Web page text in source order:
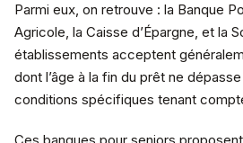
Parmi eux, on retrouve : la Banque
Agricole, la Caisse d’Épargne, et la
établissements acceptent
dont l’âge à la fin du prêt ne
conditions spécifiques tenant